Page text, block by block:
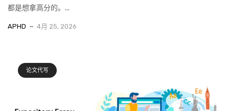
都是想拿高分的。...
APHD 4月 25, 2026
论文代写